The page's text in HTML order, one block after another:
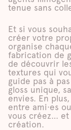
tenue sans
Et si vous
créer votre
organise
fabrication de
de découvrir
textures qui
guide pas à
gloss unique,
envies. En
entre ami·es
vous créez… et
création.